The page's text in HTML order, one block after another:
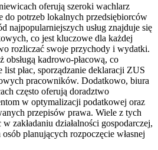
oferują szeroki wachlarz
do potrzeb lokalnych przedsiębiorców
najpopularniejszych usług znajduje się
co jest kluczowe dla każdej
rozliczać swoje przychody i wydatki.
kadrowo-płacową, co
płac, sporządzanie deklaracji ZUS
pracowników. Dodatkowo, biura
często oferują doradztwo
w optymalizacji podatkowej oraz
przepisów prawa. Wiele z tych
zakładaniu działalności gospodarczej,
planujących rozpoczęcie własnej